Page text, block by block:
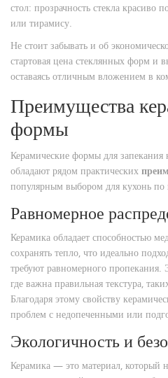
стол: прозрачность стекла красиво
или тирамису.
Не стоит забывать и об
стартовая цена стеклянных форм и
оставаясь отличным вложением в
Преимущества
формы
Керамические формы для запекания
обладают рядом практических
популярным выбором для кухонь по
Равномерное
Керамика обладает способностью
сохранять тепло, что идеально
требуют равномерного пропекания.
где важна правильная текстура,
Благодаря этому свойству
проблем с недопеченными или
Экологичность и
Керамика — это материал, который